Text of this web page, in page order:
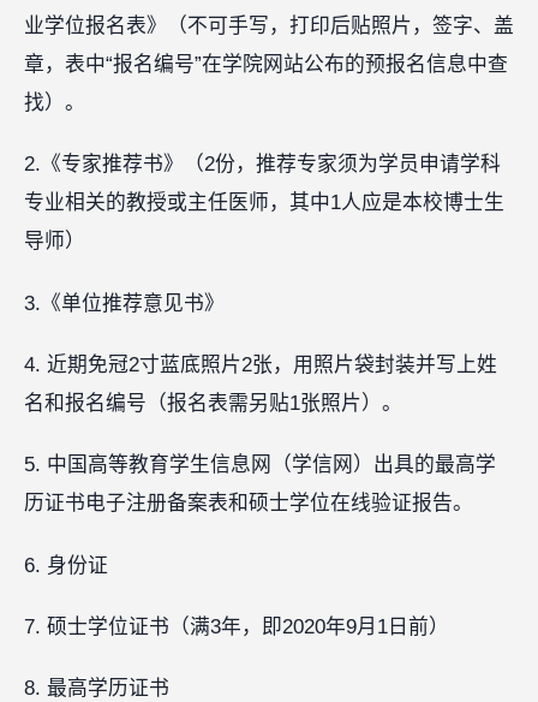
业学位报名表》（不可手写，打印后贴照片，签字、盖
章，表中“报名编号”在学院网站公布的预报名信息中查
找）。
2.《专家推荐书》（2份，推荐专家须为学员申请学科
专业相关的教授或主任医师，其中1人应是本校博士生
导师）
3.《单位推荐意见书》
4. 近期免冠2寸蓝底照片2张，用照片袋封装并写上姓
名和报名编号（报名表需另贴1张照片）。
5. 中国高等教育学生信息网（学信网）出具的最高学
历证书电子注册备案表和硕士学位在线验证报告。
6. 身份证
7. 硕士学位证书（满3年，即2020年9月1日前）
8. 最高学历证书